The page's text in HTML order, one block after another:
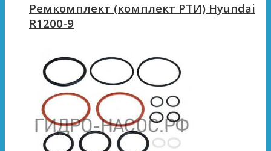
Ремкомплект (комплект РТИ) Hyundai
R1200-9